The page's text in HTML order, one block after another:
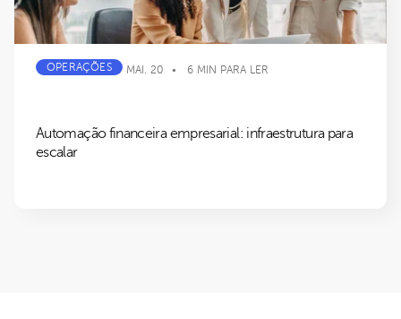
OPERAÇÕES MAI. 20 6 MIN PARA LER
Automação financeira empresarial: infraestrutura para
escalar